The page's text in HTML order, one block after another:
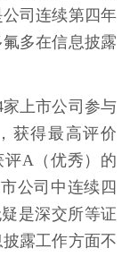
公司连续第四年
多在信息披露
上市公司参与
获得最高评价
A（优秀）的
公司中连续四
是深交所等证
露工作方面不